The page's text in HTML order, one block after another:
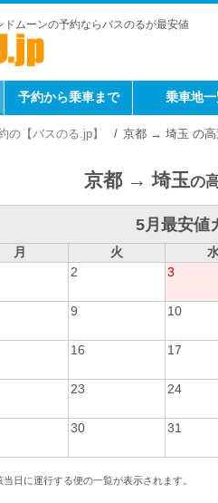
ドムーンの予約ならバスのるが最安値
予約から乗車まで 乗車地
の【バスのる.jp】 京都 → 埼玉 の高
京都 → 埼玉の
5月最安値
月 火
2 3
9 10
16 17
23 24
30 31
日に運行する便の一覧が表示されます。